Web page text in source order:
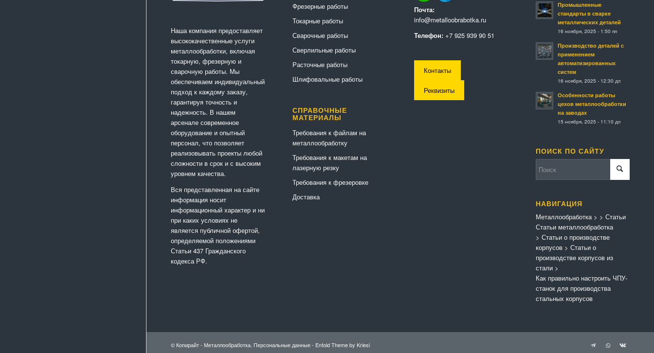
Наша компания предоставляет
высококачественные услуги
металлообработки, включая
токарную, фрезерную и
сварочную работы. Мы
обеспечиваем индивидуальный
подход к каждому заказу,
гарантируя точность и
надежность. В нашем
арсенале современное
оборудование и опытный
персонал, что позволяет
реализовывать проекты любой
сложности в срок и с высоким
уровнем качества.
Вся представленная на сайте
информация носит
информационный характер и ни
при каких условиях не
является публичной офертой,
определяемой положениями
Статьи 437 Гражданского
кодекса РФ.
Фрезерные работы
Токарные работы
Сварочные работы
Сверлильные работы
Расточные работы
Шлифовальные работы
СПРАВОЧНЫЕ
МАТЕРИАЛЫ
Требования к файлам на
металлообработку
Требования к макетам на
лазерную резку
Требования к фрезеровке
Доставка
Почта:
info@metalloobrabotka.ru
Телефон: +7 925 939 90 51
Контакты
Реквизиты
Промышленные
стандарты в сварке
металлических деталей
16 ноября, 2025 - 1:50 пп
Производство деталей с
применением
автоматизированных
систем
16 ноября, 2025 - 12:30 дп
Особенности работы
цехов металлообработки
на заводах
15 ноября, 2025 - 11:10 дп
ПОИСК ПО САЙТУ
НАВИГАЦИЯ
Металлообработка>
Статьи металлообработка
> Статьи
> Статьи о производстве
корпусов> Статьи о
производстве корпусов из
стали>
Как правильно настроить ЧПУ-
станок для производства
стальных корпусов
© Копирайт - Металлообработка. Персональные данные- Enfold Theme by Kriesi